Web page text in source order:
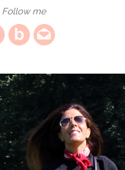
Follow me